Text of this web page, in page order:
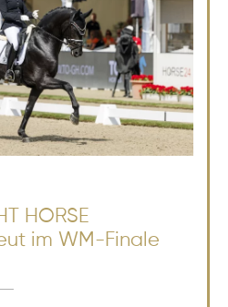
HORSE
im WM-Finale